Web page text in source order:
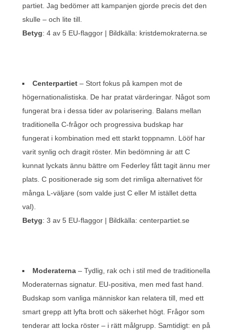
partiet. Jag bedömer att kampanjen gjorde precis det den
skulle – och lite till.
Betyg: 4 av 5 EU-flaggor | Bildkälla: kristdemokraterna.se
Centerpartiet – Stort fokus på kampen mot de
högernationalistiska. De har pratat värderingar. Något som
fungerat bra i dessa tider av polarisering. Balans mellan
traditionella C-frågor och progressiva budskap har
fungerat i kombination med ett starkt toppnamn. Lööf har
varit synlig och dragit röster. Min bedömning är att C
kunnat lyckats ännu bättre om Federley fått tagit ännu mer
plats. C positionerade sig som det rimliga alternativet för
många L-väljare (som valde just C eller M istället detta
val).
Betyg: 3 av 5 EU-flaggor | Bildkälla: centerpartiet.se
Moderaterna– Tydlig, rak och i stil med de traditionella
Moderaternas signatur. EU-positiva, men med fast hand.
Budskap som vanliga människor kan relatera till, med ett
smart grepp att lyfta brott och säkerhet högt. Frågor som
tenderar att locka röster – i rätt målgrupp. Samtidigt: en på